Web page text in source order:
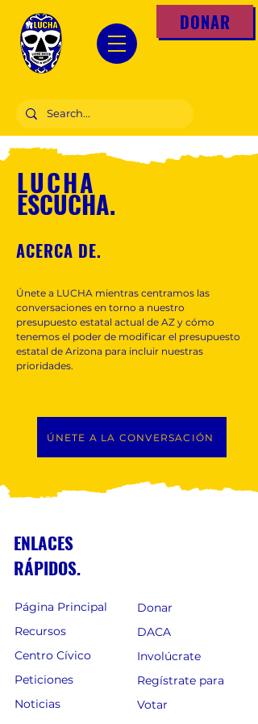
DONAR
LUCHA
ESCUCHA.
ACERCA DE.
Únete a LUCHA mientras centramos las
conversaciones en torno a nuestro
presupuesto estatal actual de AZ y cómo
tenemos el poder de modificar el presupuesto
estatal de Arizona para incluir nuestras
prioridades.
ÚNETE A LA CONVERSACIÓN
ENLACES
RÁPIDOS.
Página Principal
Recursos
Centro Cívico
Peticiones
Noticias
Donar
DACA
Involúcrate
Regístrate para
Votar